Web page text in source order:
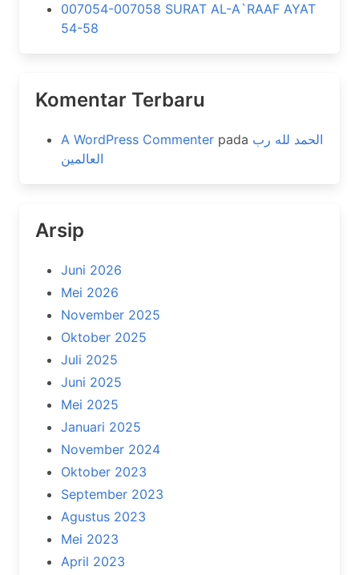
007054-007058 SURAT AL-A`RAAF AYAT
54-58
Komentar Terbaru
A WordPress Commenter pada الحمد لله رب
العالمين
Arsip
Juni 2026
Mei 2026
November 2025
Oktober 2025
Juli 2025
Juni 2025
Mei 2025
Januari 2025
November 2024
Oktober 2023
September 2023
Agustus 2023
Mei 2023
April 2023